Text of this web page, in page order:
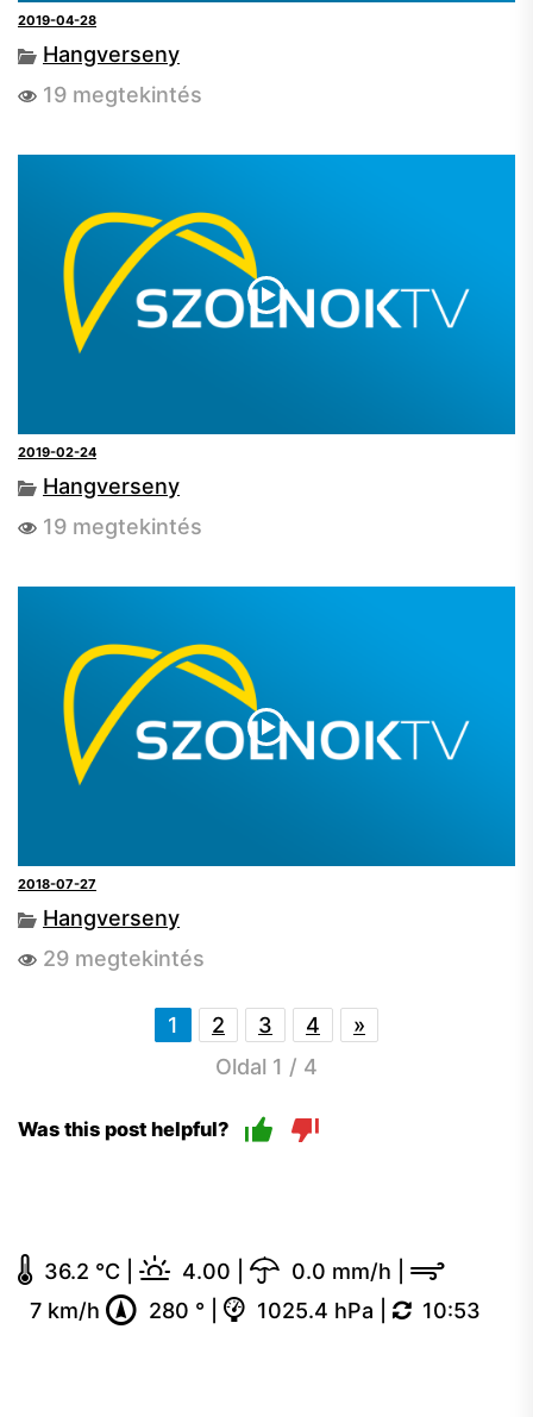
2019-04-28
Hangverseny
19 megtekintés
2019-02-24
Hangverseny
19 megtekintés
2018-07-27
Hangverseny
29 megtekintés
1 2 3 4
»
Oldal 1 / 4
Was this post helpful?
36.2 °C 4.00 0.0 mm/h
7 km/h
280 ° 1025.4 hPa 10:53